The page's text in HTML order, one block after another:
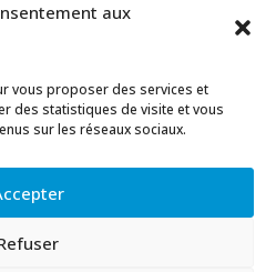
aux
vous proposer des services et
des statistiques de visite et vous
sur les réseaux sociaux.
DÉCHETS
DE LA MAIRIE
SALLES COMMUNALES